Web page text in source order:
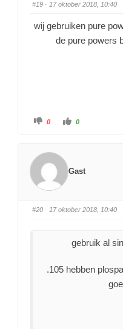
#19 · 17 oktober 2018, 10:40
wij gebruiken pure
de pure powers
0 0
Gast
#20 · 17 oktober 2018, 10:40
gebruik al
.105 hebben